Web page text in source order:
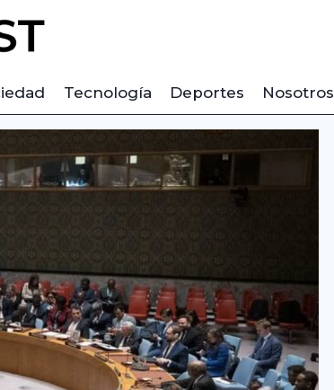
Tecnología Deportes Nosotros